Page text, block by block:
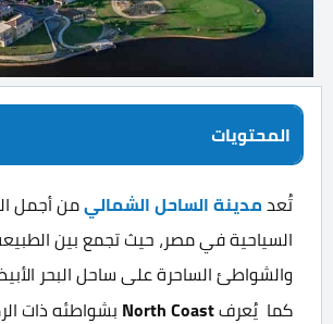
المحتويات
تُعد مدينة الساحل الشمالي من أجمل
السياحية في مصر، حيث تجمع بين الطبيعة
والشواطئ الساحرة على ساحل البحر
كما يُعرف North Coast بشواطئه ذات